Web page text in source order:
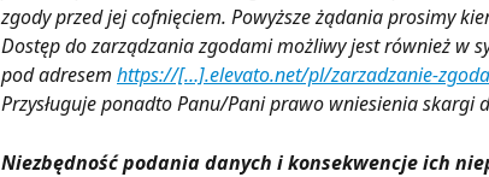
zgody przed jej cofnięciem. Powyższe żądania prosimy
Dostęp do zarządzania zgodami możliwy jest również w
pod adresem https://[…].elevato.net/pl/zarzadzanie-
Przysługuje ponadto Panu/Pani prawo wniesienia skargi
Niezbędność podania danych i konsekwencje ich